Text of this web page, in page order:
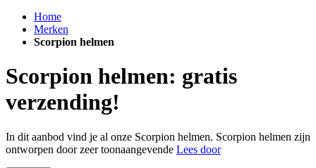
Home
Merken
Scorpion helmen
Scorpion helmen: gratis
verzending!
In dit aanbod vind je al onze Scorpion helmen. Scorpion helmen zijn
ontworpen door zeer toonaangevende Lees door